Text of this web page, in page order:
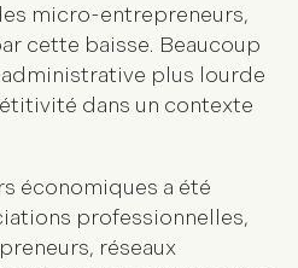
micro-entrepreneurs,
cette baisse. Beaucoup
plus lourde
dans un contexte
économiques a été
professionnelles,
réseaux